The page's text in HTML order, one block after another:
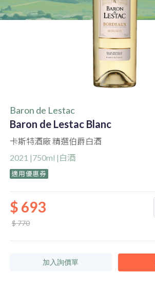
Baron de Lestac
Baron de Lestac Blanc
卡斯特酒廠 精選伯爵白酒
2021 |750ml |白酒
適用優惠券
$ 693
$ 770
加入詢價單